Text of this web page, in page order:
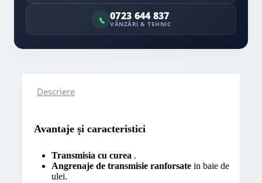
0723 644 837
VÂNZĂRI & TEHNIC
Descriere
Avantaje și caracteristici
Transmisia cu curea .
Angrenaje de transmisie ranforsate in baie de
ulei.